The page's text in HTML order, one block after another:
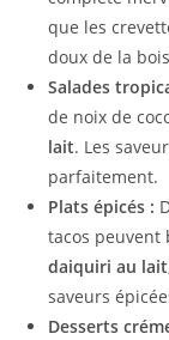
que les
doux de la
Salades
de noix de
lait. Les
parfaitement.
Plats épicés :
tacos peuvent
daiquiri au lait
saveurs
Desserts